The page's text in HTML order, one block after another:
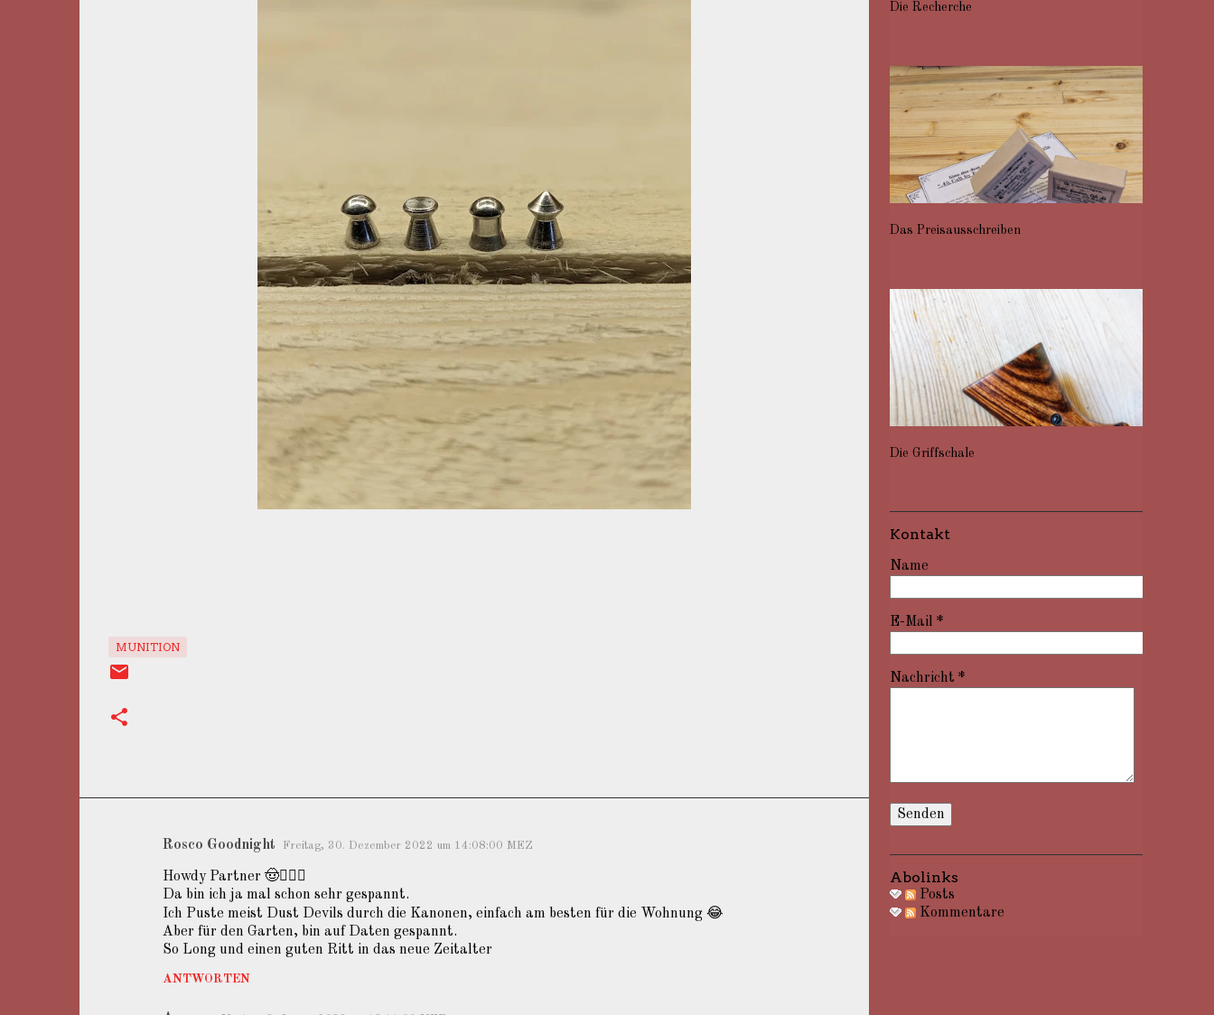
MUNITION
Rosco Goodnight Freitag, 30. Dezember 2022 um 14:08:00 MEZ
Howdy Partner 🤠🙋🏼‍♂️
Da bin ich ja mal schon sehr gespannt.
Ich Puste meist Dust Devils durch die Kanonen, einfach am besten für die Wohnung 😂
Aber für den Garten, bin auf Daten gespannt.
So Long und einen guten Ritt in das neue Zeitalter
ANTWORTEN
Die Recherche
Das Preisausschreiben
Die Griffschale
Kontakt
Name
E-Mail *
Nachricht *
Abolinks
Posts
Kommentare